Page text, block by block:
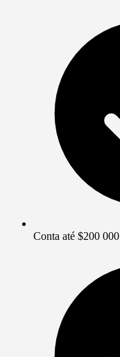
Conta até $200 000